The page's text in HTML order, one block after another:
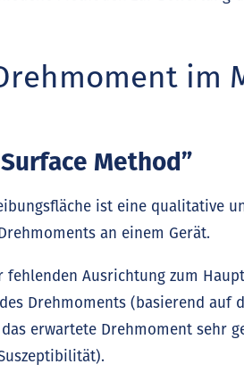
im
Method”
ist eine qualitative
an einem Gerät.
fehlenden Ausrichtung zum
Drehmoments (basierend
erwartete Drehmoment sehr